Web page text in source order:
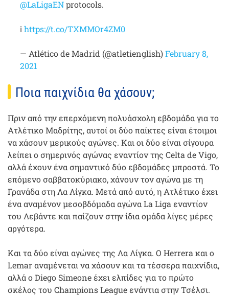
@LaLigaENprotocols.
ℹ https://t.co/TXMMOr4ZM0
— Atlético de Madrid (@atletienglish)February 8,
2021
Ποια παιχνίδια θα χάσουν;
Πριν από την επερχόμενη πολυάσχολη εβδομάδα για το
Ατλέτικο Μαδρίτης, αυτοί οι δύο παίκτες είναι έτοιμοι
να χάσουν μερικούς αγώνες. Και οι δύο είναι σίγουρα
λείπει ο σημερινός αγώνας εναντίον της Celta de Vigo,
αλλά έχουν ένα σημαντικό δύο εβδομάδες μπροστά. Το
επόμενο σαββατοκύριακο, χάνουν τον αγώνα με τη
Γρανάδα στη Λα Λίγκα. Μετά από αυτό, η Ατλέτικο έχει
ένα αναμένον μεσοβδόμαδα αγώνα La Liga εναντίον
του Λεβάντε και παίζουν στην ίδια ομάδα λίγες μέρες
αργότερα.
Και τα δύο είναι αγώνες της Λα Λίγκα. Ο Herrera και ο
Lemar αναμένεται να χάσουν και τα τέσσερα παιχνίδια,
αλλά ο Diego Simeone έχει ελπίδες για το πρώτο
σκέλος του Champions League ενάντια στην Τσέλσι.